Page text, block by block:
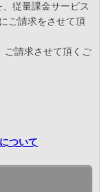
従量課金サービス
ご請求をさせて頂
ご請求させて頂くご
ついて